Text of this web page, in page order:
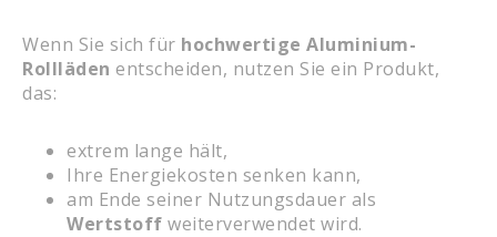
Wenn Sie sich für hochwertige Aluminium-
Rollläden entscheiden, nutzen Sie ein Produkt,
das:
extrem lange hält,
Ihre Energiekosten senken kann,
am Ende seiner Nutzungsdauer als
Wertstoff weiterverwendet wird.